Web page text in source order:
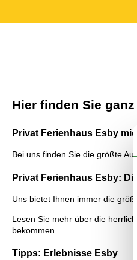
Hier finden Sie
Privat Ferienhaus Esby
Bei uns finden Sie die größte
Privat Ferienhaus Esby:
Uns bietet Ihnen immer die
Lesen Sie mehr über die
bekommen.
Tipps: Erlebnisse Esby